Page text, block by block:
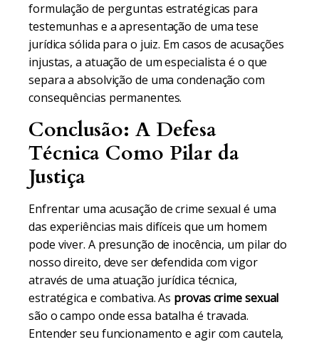
formulação de perguntas estratégicas para
testemunhas e a apresentação de uma tese
jurídica sólida para o juiz. Em casos de acusações
injustas, a atuação de um especialista é o que
separa a absolvição de uma condenação com
consequências permanentes.
Conclusão: A Defesa
Técnica Como Pilar da
Justiça
Enfrentar uma acusação de crime sexual é uma
das experiências mais difíceis que um homem
pode viver. A presunção de inocência, um pilar do
nosso direito, deve ser defendida com vigor
através de uma atuação jurídica técnica,
estratégica e combativa. As provas crime sexual
são o campo onde essa batalha é travada.
Entender seu funcionamento e agir com cautela,